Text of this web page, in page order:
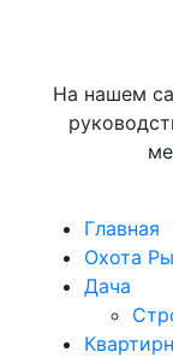
На нашем
Главная
Охота
Дача